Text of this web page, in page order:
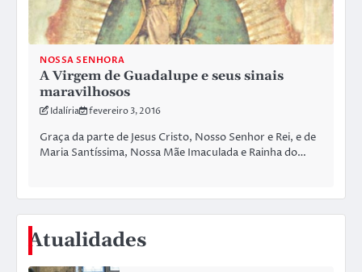
NOSSA SENHORA
A Virgem de Guadalupe e seus sinais
maravilhosos
Idalíria fevereiro 3, 2016
Graça da parte de Jesus Cristo, Nosso Senhor e Rei, e de
Maria Santíssima, Nossa Mãe Imaculada e Rainha do…
Atualidades